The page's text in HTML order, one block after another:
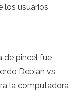
los usuarios
de pincel fue
Debian vs
la computadora